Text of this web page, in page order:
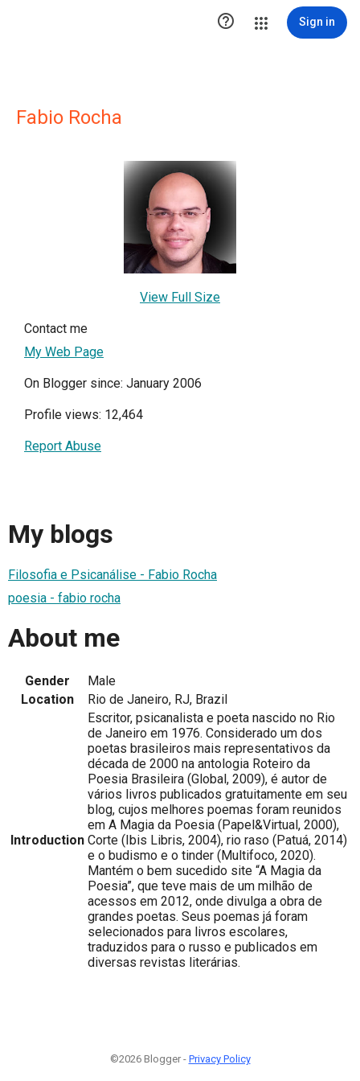
 Sign in
Fabio Rocha
View Full Size
Contact me
My Web Page
On Blogger since: January 2006
Profile views: 12,464
Report Abuse
My blogs
Filosofia e Psicanálise - Fabio Rocha
poesia - fabio rocha
About me
Gender
Male
Location
Rio de Janeiro, RJ, Brazil
Introduction
Escritor, psicanalista e poeta nascido no Rio
de Janeiro em 1976. Considerado um dos
poetas brasileiros mais representativos da
década de 2000 na antologia Roteiro da
Poesia Brasileira (Global, 2009), é autor de
vários livros publicados gratuitamente em seu
blog, cujos melhores poemas foram reunidos
em A Magia da Poesia (Papel&Virtual, 2000),
Corte (Ibis Libris, 2004), rio raso (Patuá, 2014)
e o budismo e o tinder (Multifoco, 2020).
Mantém o bem sucedido site “A Magia da
Poesia”, que teve mais de um milhão de
acessos em 2012, onde divulga a obra de
grandes poetas. Seus poemas já foram
selecionados para livros escolares,
traduzidos para o russo e publicados em
diversas revistas literárias.
©2026 Blogger - Privacy Policy